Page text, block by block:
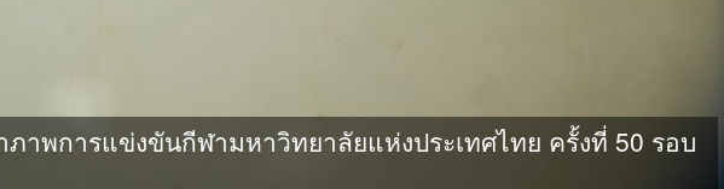
าพการแข่งขันกีฬามหาวิทยาลัยแห่งประเทศไทย ครั้งที่ 50 รอบ